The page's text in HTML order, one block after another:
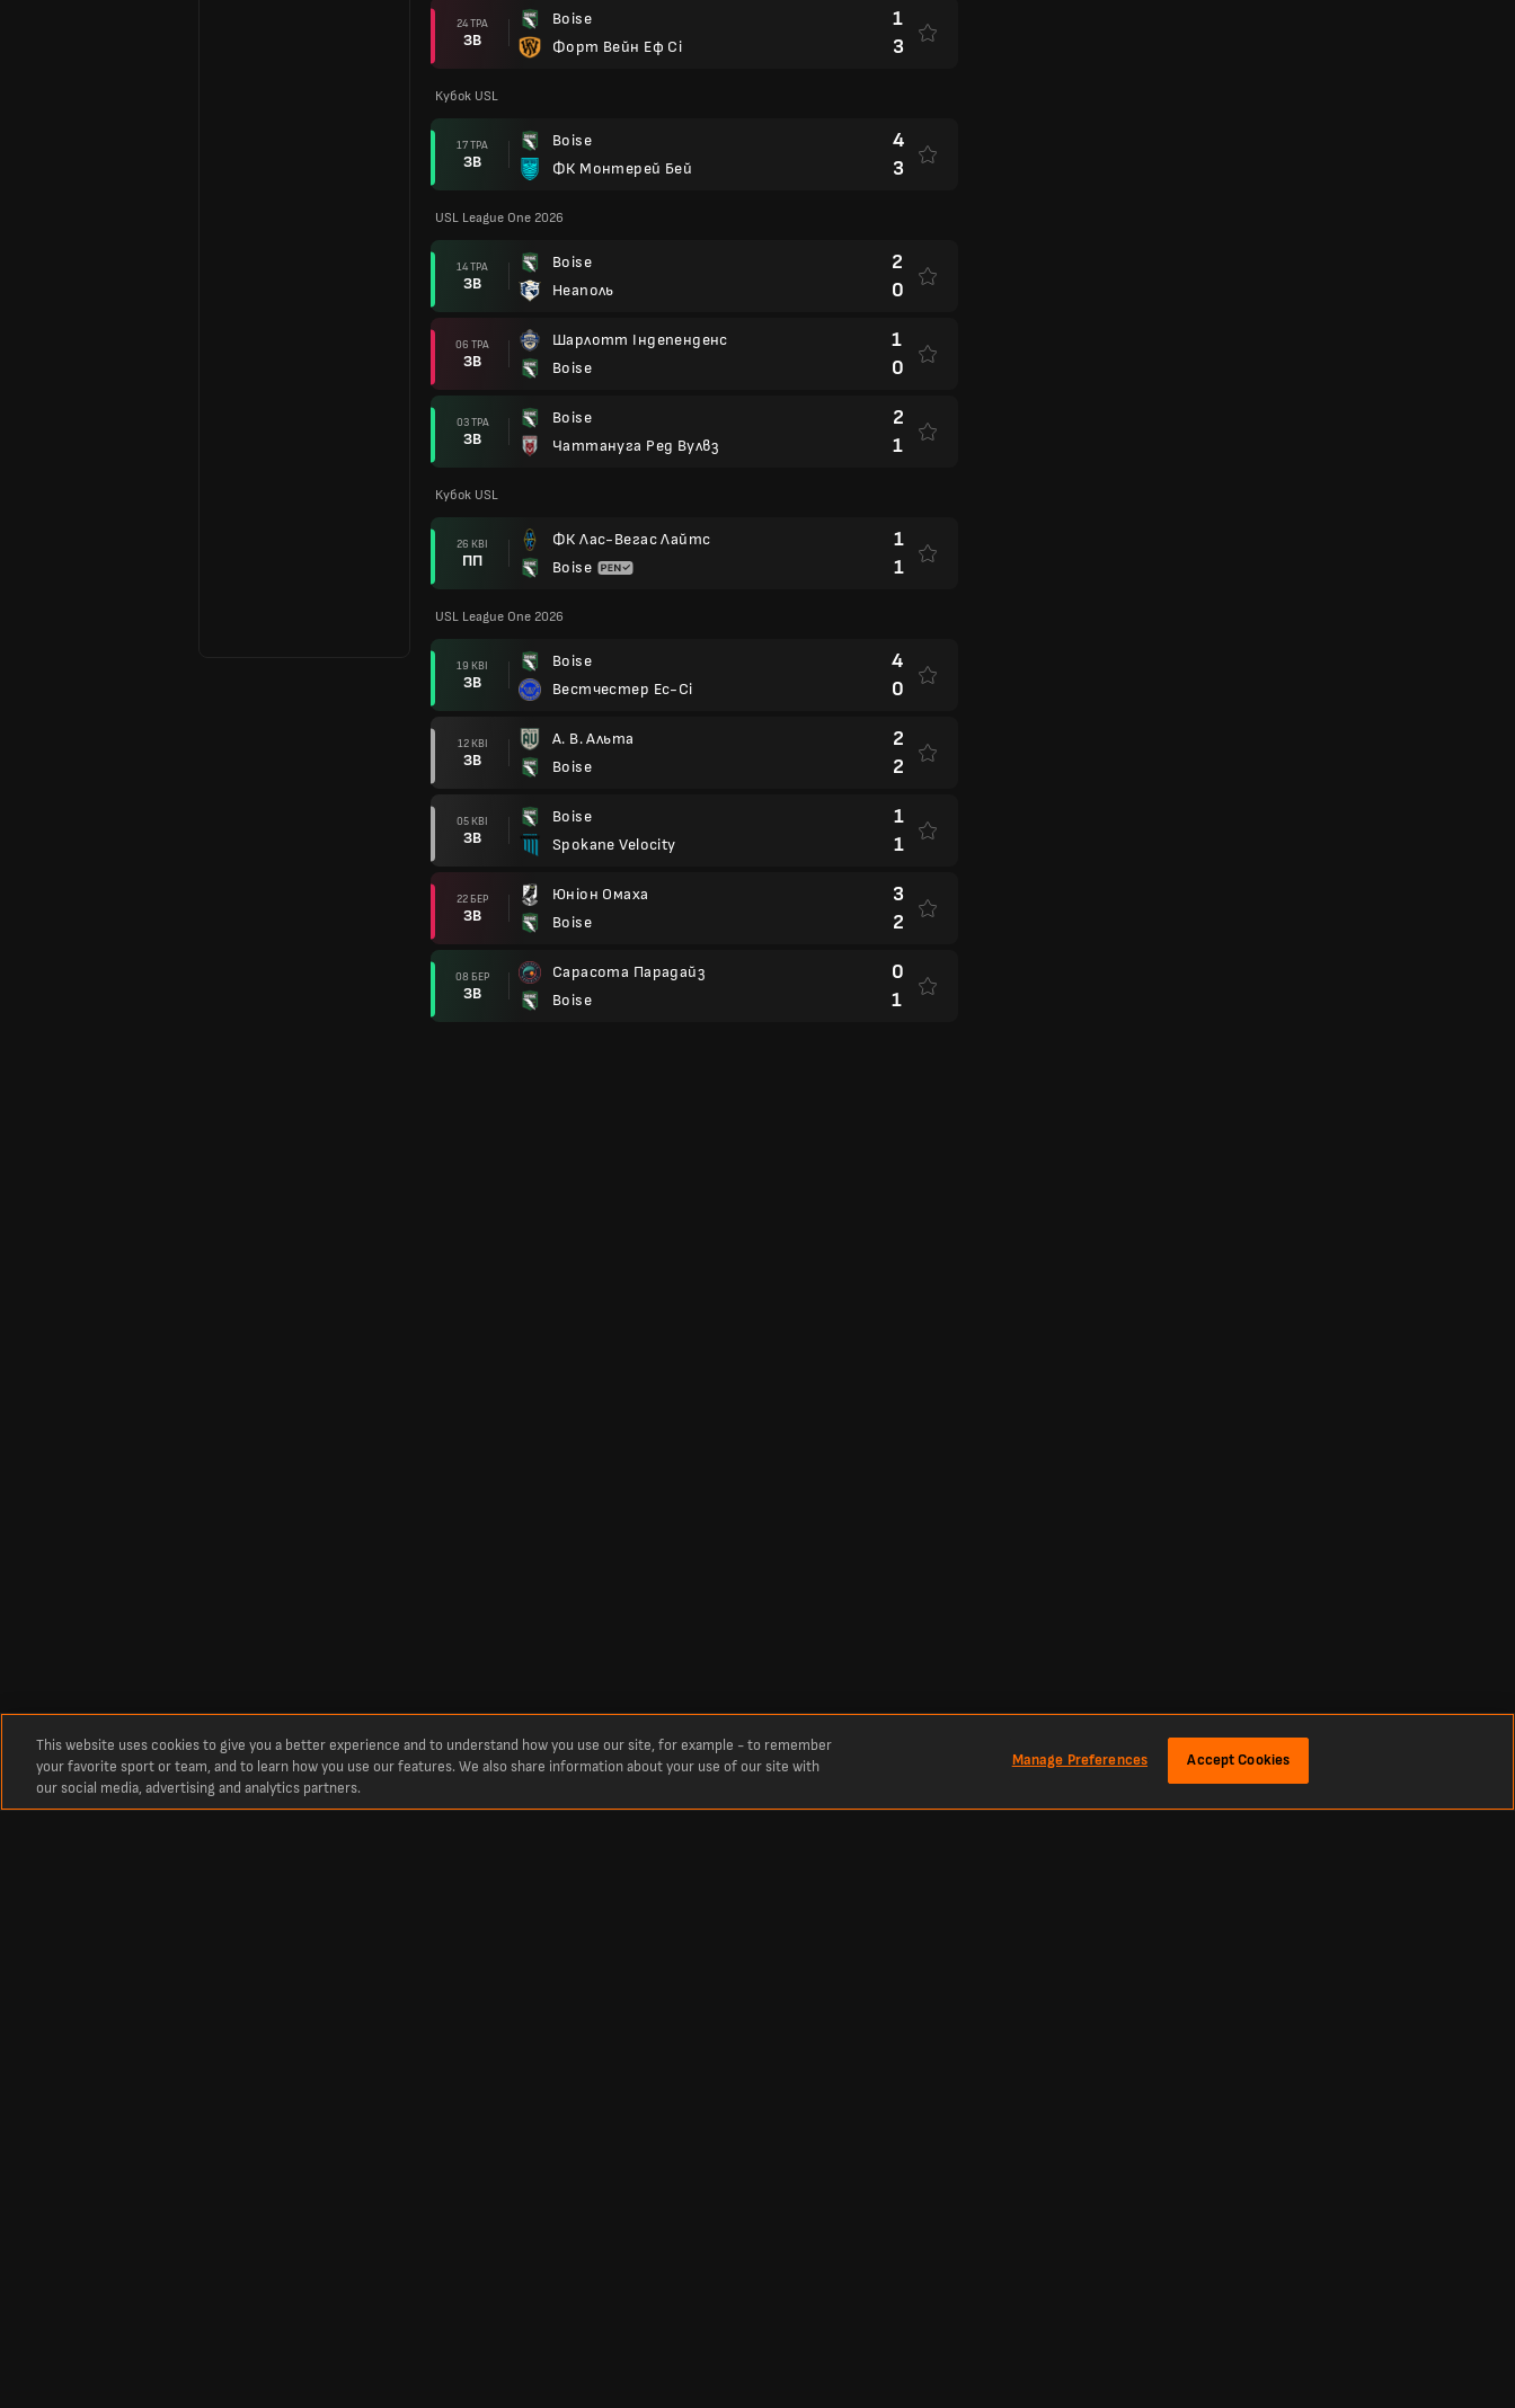
24 ТРА
ЗВ
Boise
Форт Вейн Еф Сі
1
3
Кубок USL
17 ТРА
ЗВ
Boise
ФК Монтерей Бей
4
3
USL League One 2026
14 ТРА
ЗВ
Boise
Неаполь
2
0
06 ТРА
ЗВ
Шарлотт Індепенденс
Boise
1
0
03 ТРА
ЗВ
Boise
Чаттануга Ред Вулвз
2
1
Кубок USL
26 КВІ
ПП
ФК Лас-Вегас Лайтс
Boise
1
1
USL League One 2026
19 КВІ
ЗВ
Boise
Вестчестер Ес-Сі
4
0
12 КВІ
ЗВ
А. В. Альта
Boise
2
2
05 КВІ
ЗВ
Boise
Spokane Velocity
1
1
22 БЕР
ЗВ
Юніон Омаха
Boise
3
2
08 БЕР
ЗВ
Сарасота Парадайз
Boise
0
1
This website uses cookies to give you a better experience and to understand how you use our site, for example - to remember
your favorite sport or team, and to learn how you use our features. We also share information about your use of our site with
our social media, advertising and analytics partners.
Manage Preferences Accept Cookies